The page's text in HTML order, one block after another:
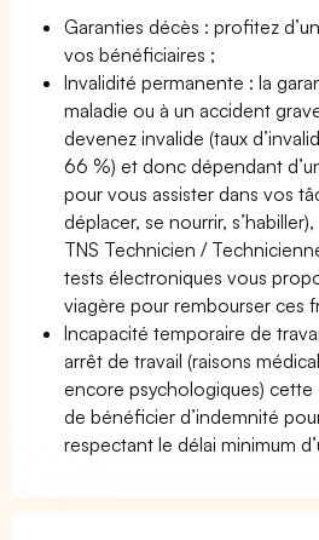
Garanties décès : profitez
vos bénéficiaires ;
Invalidité permanente : la
maladie ou à un accident
devenez invalide (taux
66 %) et donc dépendant
pour vous assister dans vos
déplacer, se nourrir,
TNS Technicien /
tests électroniques vous
viagère pour rembourser ces
Incapacité temporaire de
arrêt de travail (raisons
encore psychologiques)
de bénéficier d’indemnité
respectant le délai minimum